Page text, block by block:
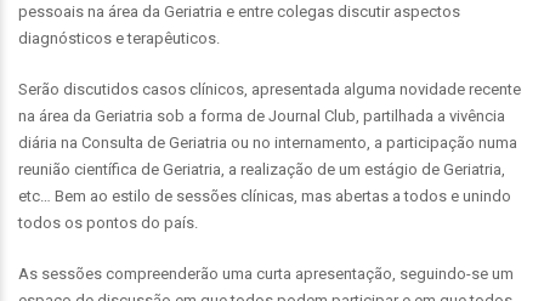
pessoais na área da Geriatria e entre colegas discutir aspectos
diagnósticos e terapêuticos.
Serão discutidos casos clínicos, apresentada alguma novidade recente
na área da Geriatria sob a forma de Journal Club, partilhada a vivência
diária na Consulta de Geriatria ou no internamento, a participação numa
reunião científica de Geriatria, a realização de um estágio de Geriatria,
etc… Bem ao estilo de sessões clínicas, mas abertas a todos e unindo
todos os pontos do país.
As sessões compreenderão uma curta apresentação, seguindo-se um